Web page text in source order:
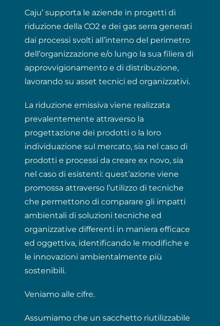
Caju’ supporta le aziende in progetti di
riduzione della CO2 e dei gas serra generati
dai processi svolti all’interno del perimetro
dell’organizzazione e/o lungo la sua filiera di
approvvigionamento e di distribuzione,
lavorando su asset tecnici ed organizzativi.
La riduzione emissiva viene realizzata
prevalentemente attraverso la
progettazione dei prodotti o la loro
individuazione sul mercato, sia nel caso di
prodotti e processi da creare ex novo, sia
nel caso di esistenti: quest’azione viene
promossa attraverso l’utilizzo di tecniche
che permettono di comparare gli impatti
ambientali di soluzioni tecniche ed
organizzative differenti in maniera efficace
ed oggettiva, identificando le modifiche e
le innovazioni ambientalmente più
sostenibili.
Veniamo alle cifre.
Assumiamo che un sacchetto riutilizzabile